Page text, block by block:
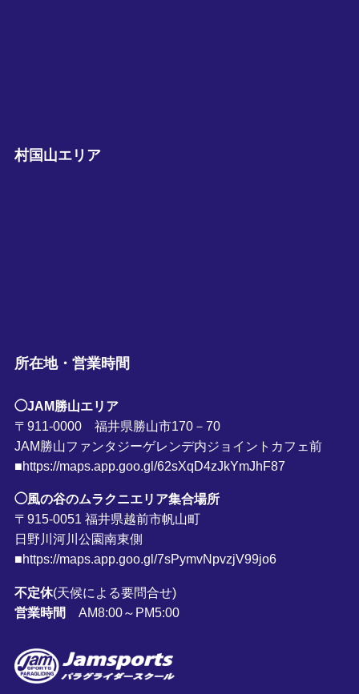
村国山エリア
所在地・営業時間
◯JAM勝山エリア
〒911-0000 福井県勝山市170－70
JAM勝山ファンタジーゲレンデ内ジョイントカフェ前
■https://maps.app.goo.gl/62sXqD4zJkYmJhF87
◯風の谷のムラクニエリア集合場所
〒915-0051 福井県越前市帆山町
日野川河川公園南東側
■https://maps.app.goo.gl/7sPymvNpvzjV99jo6
不定休(天候による要問合せ)
営業時間
AM8:00～PM5:00